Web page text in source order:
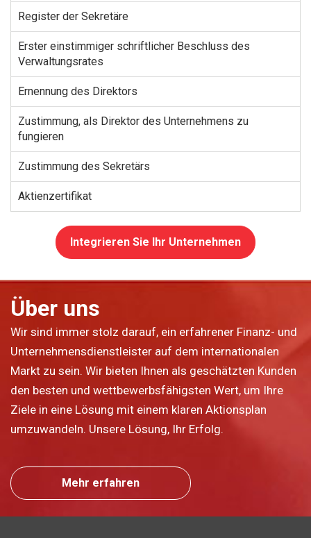
Register der Sekretäre
Erster einstimmiger schriftlicher Beschluss des
Verwaltungsrates
Ernennung des Direktors
Zustimmung, als Direktor des Unternehmens zu
fungieren
Zustimmung des Sekretärs
Aktienzertifikat
Integrieren Sie Ihr Unternehmen
Über uns
Wir sind immer stolz darauf, ein erfahrener Finanz- und
Unternehmensdienstleister auf dem internationalen
Markt zu sein. Wir bieten Ihnen als geschätzten Kunden
den besten und wettbewerbsfähigsten Wert, um Ihre
Ziele in eine Lösung mit einem klaren Aktionsplan
umzuwandeln. Unsere Lösung, Ihr Erfolg.
Mehr erfahren